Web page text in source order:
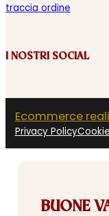
traccia ordine
I NOSTRI SOCIAL
Ecommerce
Privacy Policy
BUONE